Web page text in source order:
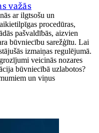
važās
ar ilgtsošu un
procedūras,
pašvaldībās, aizvien
būvniecību sarežģītu. Lai
izmaiņas regulējumā.
veicinās nozares
būvniecībā uzlabotos?
un viņus